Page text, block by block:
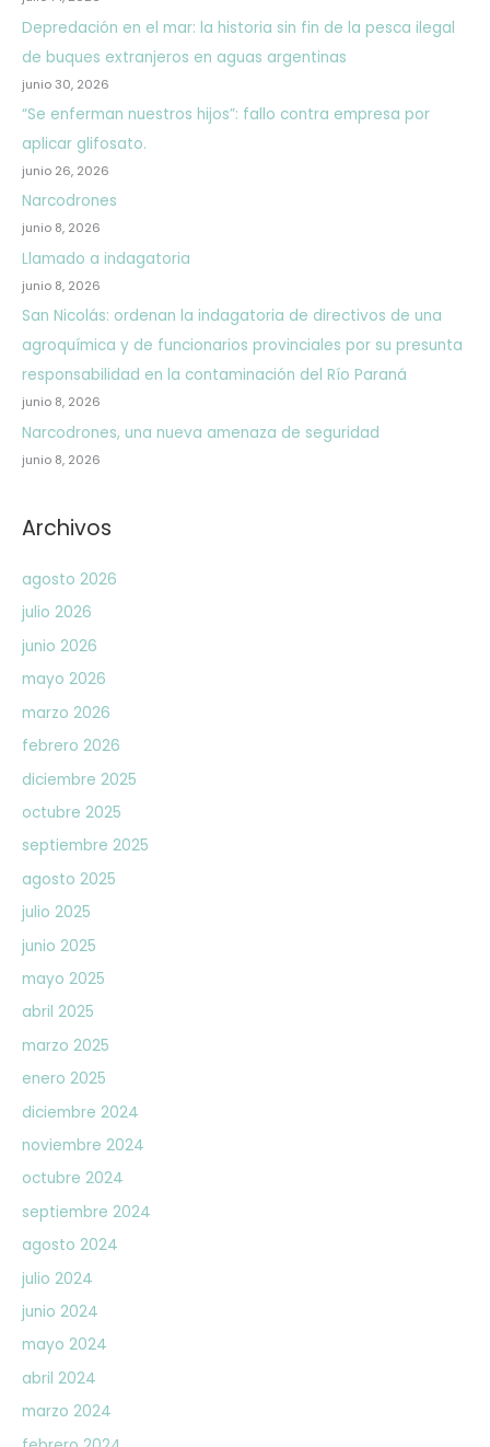
Depredación en el mar: la historia sin fin de la pesca ilegal
de buques extranjeros en aguas argentinas
junio 30, 2026
“Se enferman nuestros hijos”: fallo contra empresa por
aplicar glifosato.
junio 26, 2026
Narcodrones
junio 8, 2026
Llamado a indagatoria
junio 8, 2026
San Nicolás: ordenan la indagatoria de directivos de una
agroquímica y de funcionarios provinciales por su presunta
responsabilidad en la contaminación del Río Paraná
junio 8, 2026
Narcodrones, una nueva amenaza de seguridad
junio 8, 2026
Archivos
agosto 2026
julio 2026
junio 2026
mayo 2026
marzo 2026
febrero 2026
diciembre 2025
octubre 2025
septiembre 2025
agosto 2025
julio 2025
junio 2025
mayo 2025
abril 2025
marzo 2025
enero 2025
diciembre 2024
noviembre 2024
octubre 2024
septiembre 2024
agosto 2024
julio 2024
junio 2024
mayo 2024
abril 2024
marzo 2024